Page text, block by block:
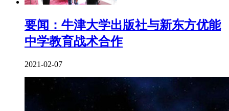
要闻：牛津大学出版社与新东方优能
中学教育战术合作
2021-02-07